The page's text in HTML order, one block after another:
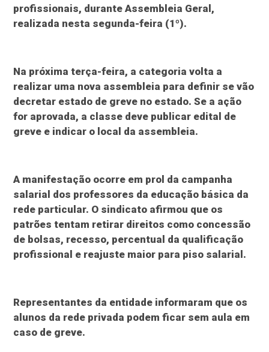
profissionais, durante Assembleia Geral,
realizada nesta segunda-feira (1º).
Na próxima terça-feira, a categoria volta a
realizar uma nova assembleia para definir se vão
decretar estado de greve no estado. Se a ação
for aprovada, a classe deve publicar edital de
greve e indicar o local da assembleia.
A manifestação ocorre em prol da campanha
salarial dos professores da educação básica da
rede particular. O sindicato afirmou que os
patrões tentam retirar direitos como concessão
de bolsas, recesso, percentual da qualificação
profissional e reajuste maior para piso salarial.
Representantes da entidade informaram que os
alunos da rede privada podem ficar sem aula em
caso de greve.